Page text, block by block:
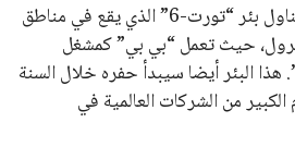
جانب آخر من المحادثات تناول بئر “تورت-6” الذي يقع في مناطق
حيث تعمل “بي بي” كمشغل
البئر أيضا سيبدأ حفره خلال السنة
الكبير من الشركات العالمية في